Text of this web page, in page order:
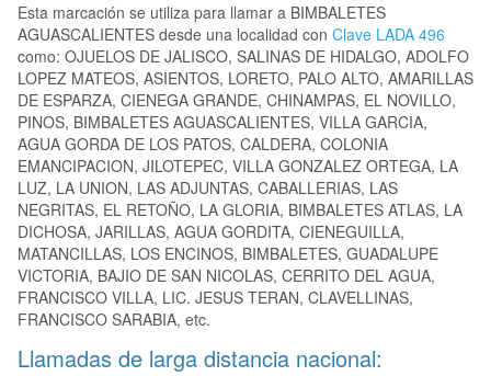
Esta marcación se utiliza para llamar a BIMBALETES
AGUASCALIENTES desde una localidad con Clave LADA 496
como: OJUELOS DE JALISCO, SALINAS DE HIDALGO, ADOLFO
LOPEZ MATEOS, ASIENTOS, LORETO, PALO ALTO, AMARILLAS
DE ESPARZA, CIENEGA GRANDE, CHINAMPAS, EL NOVILLO,
PINOS, BIMBALETES AGUASCALIENTES, VILLA GARCIA,
AGUA GORDA DE LOS PATOS, CALDERA, COLONIA
EMANCIPACION, JILOTEPEC, VILLA GONZALEZ ORTEGA, LA
LUZ, LA UNION, LAS ADJUNTAS, CABALLERIAS, LAS
NEGRITAS, EL RETOÑO, LA GLORIA, BIMBALETES ATLAS, LA
DICHOSA, JARILLAS, AGUA GORDITA, CIENEGUILLA,
MATANCILLAS, LOS ENCINOS, BIMBALETES, GUADALUPE
VICTORIA, BAJIO DE SAN NICOLAS, CERRITO DEL AGUA,
FRANCISCO VILLA, LIC. JESUS TERAN, CLAVELLINAS,
FRANCISCO SARABIA, etc.
Llamadas de larga distancia nacional: